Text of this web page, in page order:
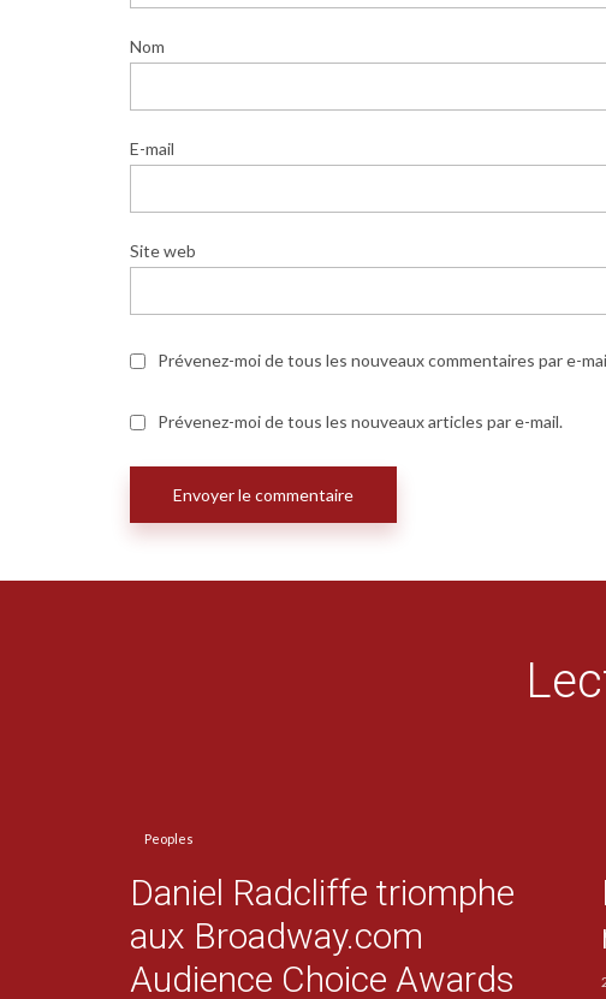
Nom
E-mail
Site web
Prévenez-moi de tous les nouveaux commentaires par e-
Prévenez-moi de tous les nouveaux articles par e-mail.
Peoples
Daniel Radcliffe triomphe
aux Broadway.com
Audience Choice Awards